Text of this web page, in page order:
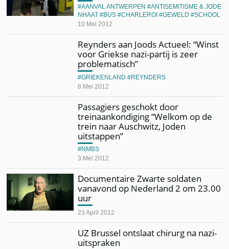
10 Mei 2012
AANVAL ANTWERPEN
ANTISEMITISME & JODE
NHAAT
BUS CHARLEROI GEWELD SCHOOL
Reynders aan Joods Actueel: “Winst
voor Griekse nazi-partij is zeer
problematisch”
8 Mei 2012
GRIEKENLAND REYNDERS
Passagiers geschokt door
treinaankondiging “Welkom op de
trein naar Auschwitz, Joden
uitstappen”
3 Mei 2012
NMBS
Documentaire Zwarte soldaten
vanavond op Nederland 2 om 23.00
uur
23 April 2012
UZ Brussel ontslaat chirurg na nazi-
uitspraken